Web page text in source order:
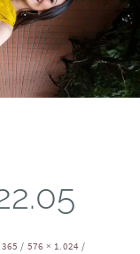
/ 576 × 1.024 /